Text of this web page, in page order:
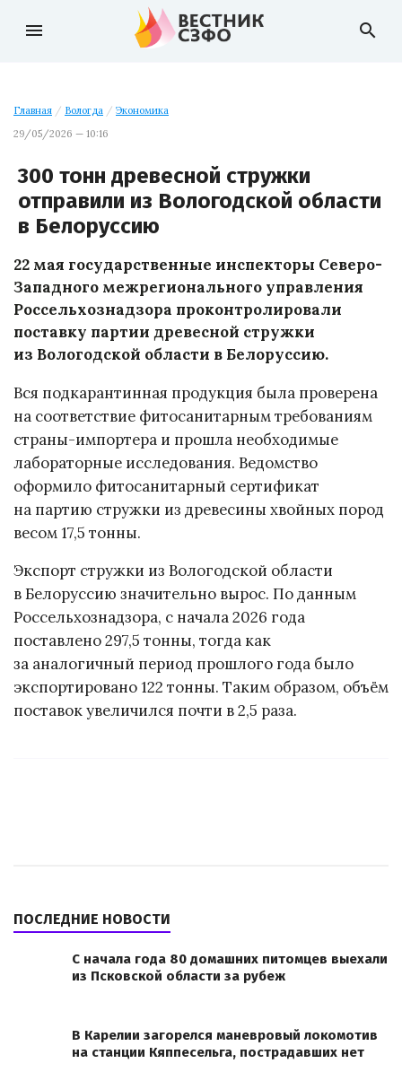
menu search
Главная / Вологда / Экономика
29/05/2026 — 10:16
300 тонн древесной стружки
отправили из Вологодской области
в Белоруссию
22 мая государственные инспекторы Северо-
Западного межрегионального управления
Россельхознадзора проконтролировали
поставку партии древесной стружки
из Вологодской области в Белоруссию.
Вся подкарантинная продукция была проверена
на соответствие фитосанитарным требованиям
страны-импортера и прошла необходимые
лабораторные исследования. Ведомство
оформило фитосанитарный сертификат
на партию стружки из древесины хвойных пород
весом 17,5 тонны.
Экспорт стружки из Вологодской области
в Белоруссию значительно вырос. По данным
Россельхознадзора, с начала 2026 года
поставлено 297,5 тонны, тогда как
за аналогичный период прошлого года было
экспортировано 122 тонны. Таким образом, объём
поставок увеличился почти в 2,5 раза.
ПОСЛЕДНИЕ НОВОСТИ
С начала года 80 домашних питомцев выехали
из Псковской области за рубеж
В Карелии загорелся маневровый локомотив
на станции Кяппесельга, пострадавших нет